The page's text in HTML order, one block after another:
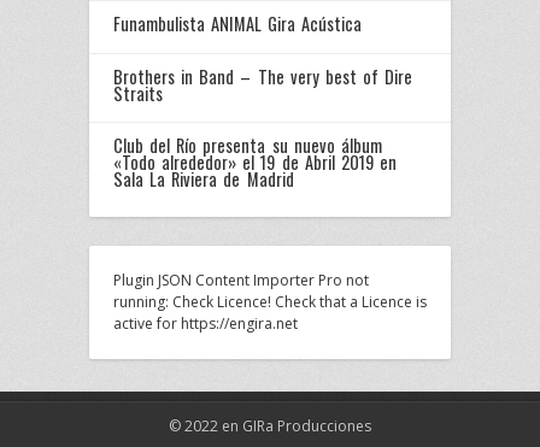
Funambulista ANIMAL Gira Acústica
Brothers in Band – The very best of Dire
Straits
Club del Río presenta su nuevo álbum
«Todo alrededor» el 19 de Abril 2019 en
Sala La Riviera de Madrid
Plugin JSON Content Importer Pro not
running: Check Licence! Check that a Licence is
active for https://engira.net
© 2022 en GIRa Producciones